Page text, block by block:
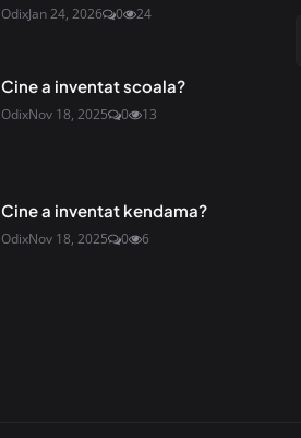
OdixJan 24, 2026 0 24
Cine a inventat scoala?
OdixNov 18, 2025 0 13
Cine a inventat kendama?
OdixNov 18, 2025 0 6